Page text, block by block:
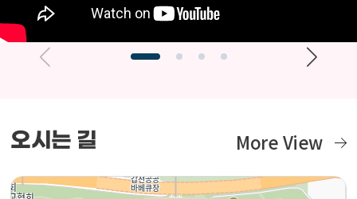
오시는 길 More View